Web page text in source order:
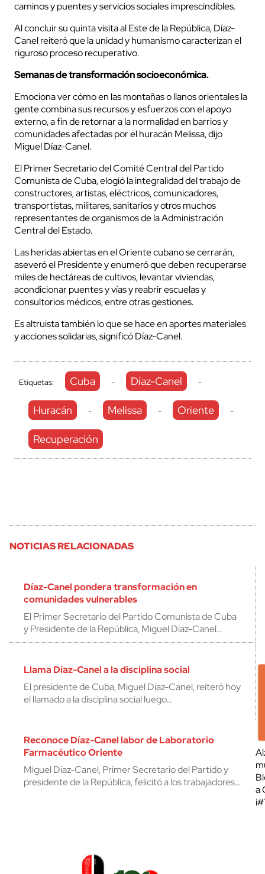
caminos y puentes y servicios sociales imprescindibles.
Al concluir su quinta visita al Este de la República, Díaz-
Canel reiteró que la unidad y humanismo caracterizan el
riguroso proceso recuperativo.
Semanas de transformación socioeconómica.
Emociona ver cómo en las montañas o llanos orientales la
gente combina sus recursos y esfuerzos con el apoyo
externo, a fin de retornar a la normalidad en barrios y
comunidades afectadas por el huracán Melissa, dijo
Miguel Díaz-Canel.
El Primer Secretario del Comité Central del Partido
Comunista de Cuba, elogió la integralidad del trabajo de
constructores, artistas, eléctricos, comunicadores,
transportistas, militares, sanitarios y otros muchos
representantes de organismos de la Administración
Central del Estado.
Las heridas abiertas en el Oriente cubano se cerrarán,
aseveró el Presidente y enumeró que deben recuperarse
miles de hectáreas de cultivos, levantar viviendas,
acondicionar puentes y vías y reabrir escuelas y
consultorios médicos, entre otras gestiones.
Es altruista también lo que se hace en aportes materiales
y acciones solidarias, significó Díaz-Canel.
Etiquetas: Cuba - Díaz-Canel -
Huracán - Melissa - Oriente -
Recuperación
NOTICIAS RELACIONADAS
Díaz-Canel pondera transformación en
comunidades vulnerables
El Primer Secretario del Partido Comunista de Cuba
y Presidente de la República, Miguel Díaz-Canel…
Llama Díaz-Canel a la disciplina social
El presidente de Cuba, Miguel Díaz-Canel, reiteró hoy
el llamado a la disciplina social luego…
Reconoce Díaz-Canel labor de Laboratorio
Farmacéutico Oriente
Miguel Díaz-Canel, Primer Secretario del Partido y
presidente de la República, felicitó a los trabajadores…
a